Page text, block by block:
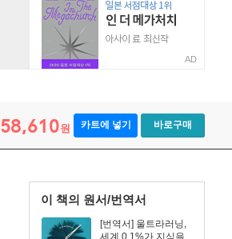
AD
58,610원 카트에 넣기 바로구매
이 책의 원서/번역서
[번역서] 울트라러닝,
세계 0.1%가 지식을